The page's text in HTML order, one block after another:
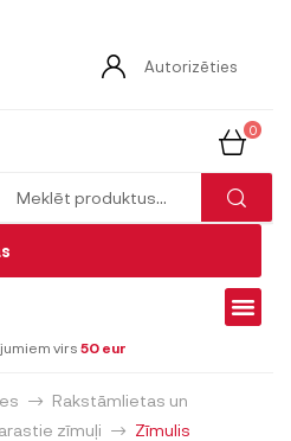
Autorizēties
0
virs 50 eur
Rakstāmlietas un
zīmuļi
Zīmulis